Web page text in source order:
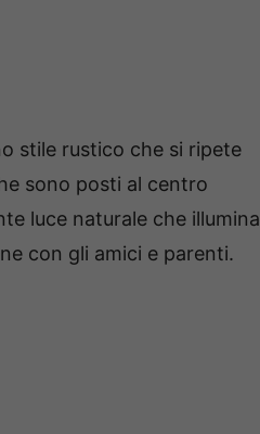
stile rustico che si ripete
sono posti al centro
luce naturale che illumina
con gli amici e parenti.